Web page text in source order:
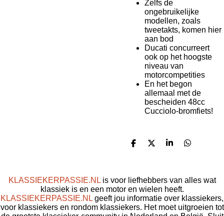
Zelfs de
ongebruikelijke
modellen, zoals
tweetakts, komen hier
aan bod
Ducati concurreert
ook op het hoogste
niveau van
motorcompetities
En het begon
allemaal met de
bescheiden 48cc
Cucciolo-bromfiets!
D
n
D
S
e
D
n
KLASSIEKERPASSIE.NLis voor liefhebbers van alles wat
klassiek is en een motor en wielen heeft.
KLASSIEKERPASSIE.NL geeft jou informatie over klassiekers,
voor klassiekers en rondom klassiekers. Het moet uitgroeien tot